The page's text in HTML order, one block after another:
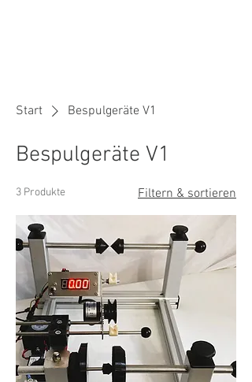
Start Bespulgeräte V1
Bespulgeräte V1
3 Produkte Filtern & sortieren